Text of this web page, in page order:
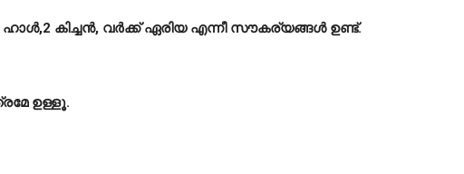
കിച്ചൻ, വർക്ക് ഏരിയ എന്നീ സൗകര്യങ്ങൾ ഉണ്ട്.
ഉള്ളൂ.